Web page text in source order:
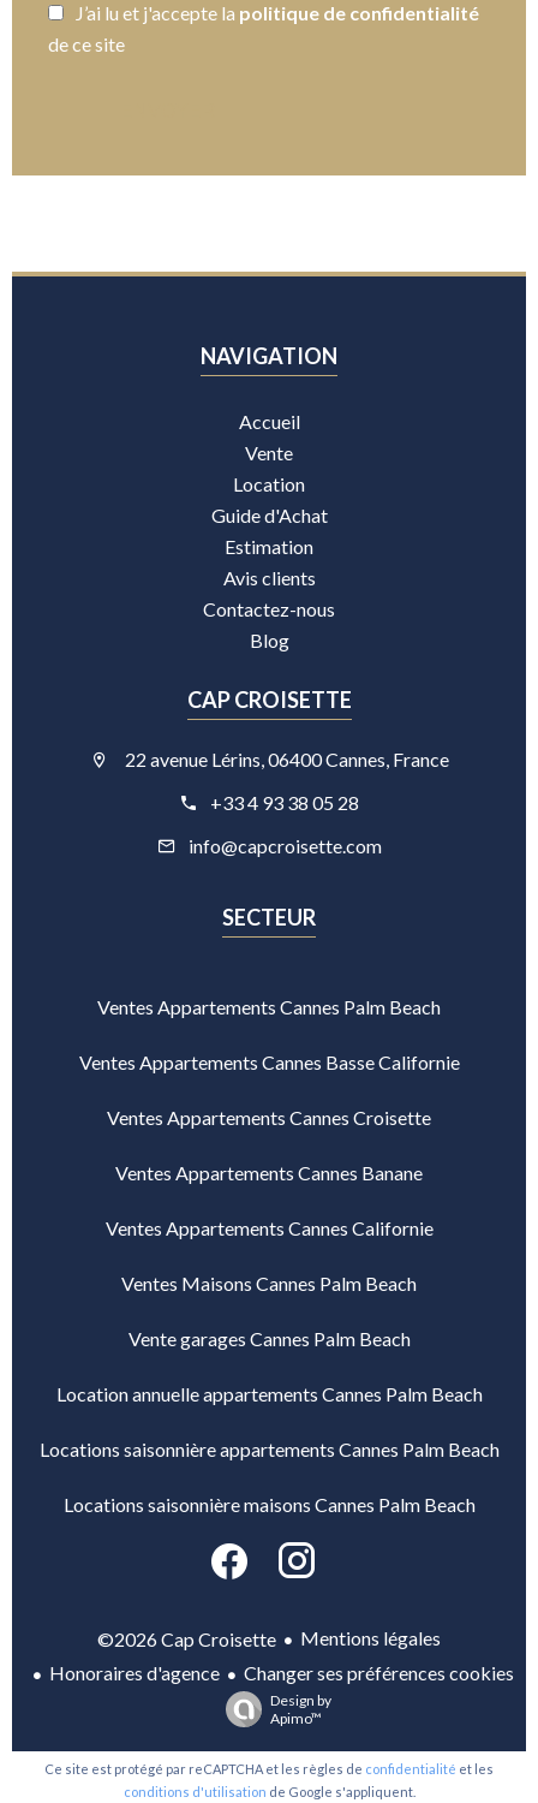
J’ai lu et j'accepte la politique de confidentialité
de ce site
NAVIGATION
Accueil
Vente
Location
Guide d'Achat
Estimation
Avis clients
Contactez-nous
Blog
CAP CROISETTE
22 avenue Lérins, 06400 Cannes, France
+33 4 93 38 05 28
info@capcroisette.com
SECTEUR
Ventes Appartements Cannes Palm Beach
Ventes Appartements Cannes Basse Californie
Ventes Appartements Cannes Croisette
Ventes Appartements Cannes Banane
Ventes Appartements Cannes Californie
Ventes Maisons Cannes Palm Beach
Vente garages Cannes Palm Beach
Location annuelle appartements Cannes Palm Beach
Locations saisonnière appartements Cannes Palm Beach
Locations saisonnière maisons Cannes Palm Beach
©2026 Cap Croisette
Mentions légales
Honoraires d'agence
Changer ses préférences cookies
Design by
Apimo™
Ce site est protégé par reCAPTCHA et les règles de confidentialité et les
conditions d'utilisation de Google s'appliquent.